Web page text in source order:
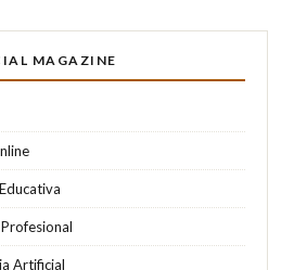
MAGAZINE
Artificial